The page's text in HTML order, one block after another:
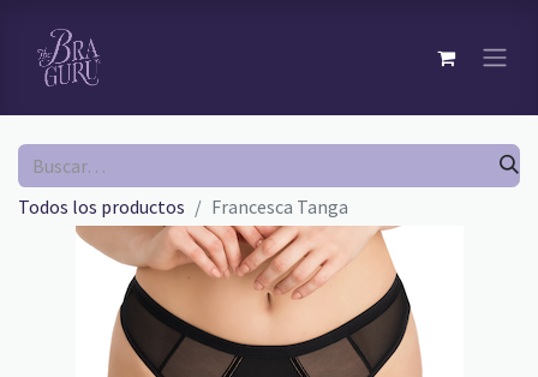
Todos los productos Francesca Tanga